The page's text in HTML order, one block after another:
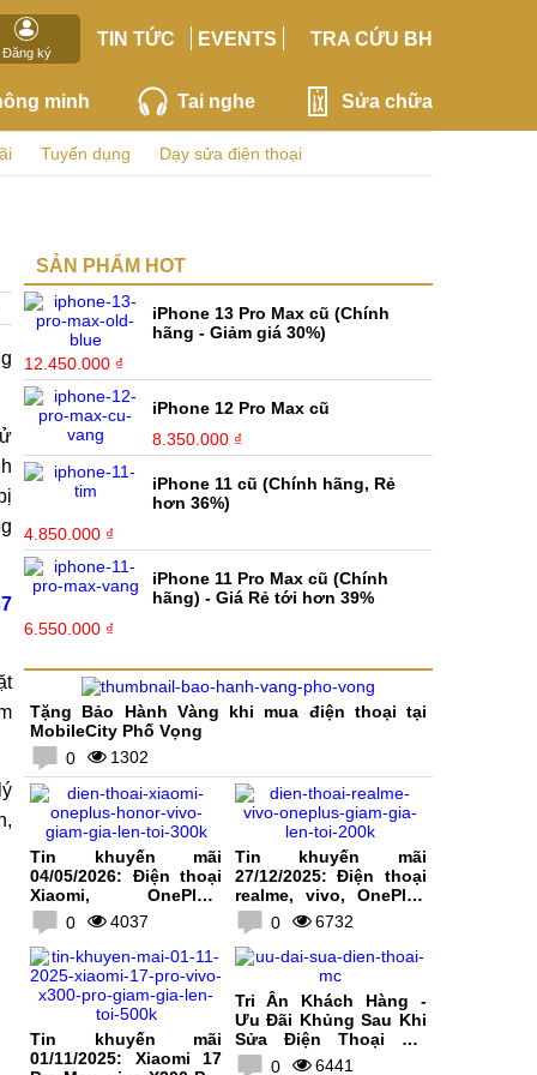
Đăng ký
TIN TỨC EVENTS TRA CỨU BH
minh Tai nghe Sửa chữa
Tuyển dụng Dạy sửa điện thoại
SẢN PHẨM HOT
iPhone 13 Pro Max cũ (Chính
hãng - Giảm giá 30%)
12.450.000 ₫
iPhone 12 Pro Max cũ
8.350.000 ₫
iPhone 11 cũ (Chính hãng, Rẻ
hơn 36%)
4.850.000 ₫
iPhone 11 Pro Max cũ (Chính
hãng) - Giá Rẻ tới hơn 39%
6.550.000 ₫
Tặng Bảo Hành Vàng khi mua điện thoại tại
MobileCity Phố Vọng
0
1302
Tin khuyến mãi
04/05/2026: Điện thoại
Xiaomi, OnePlus,
HONOR, vivo giảm giá
lên tới 300K
0 4037
Tin khuyến mãi
27/12/2025: Điện thoại
realme, vivo, OnePlus
giảm giá lên tới 200K
0 6732
Tin khuyến mãi
01/11/2025: Xiaomi 17
Tri Ân Khách Hàng -
Ưu Đãi Khủng Sau Khi
Sửa Điện Thoại Tại
MobileCity
0 6441